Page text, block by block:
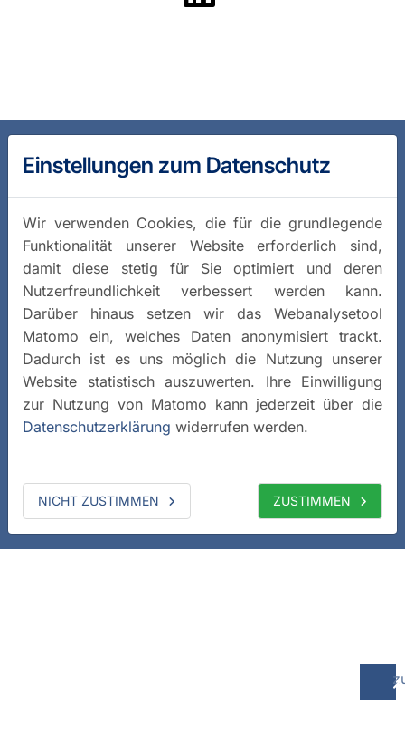
Einstellungen zum Datenschutz
Wir verwenden Cookies, die für die grundlegende
Funktionalität unserer Website erforderlich sind,
damit diese stetig für Sie optimiert und deren
Nutzerfreundlichkeit verbessert werden kann.
Darüber hinaus setzen wir das Webanalysetool
Matomo ein, welches Daten anonymisiert trackt.
Dadurch ist es uns möglich die Nutzung unserer
Website statistisch auszuwerten. Ihre Einwilligung
zur Nutzung von Matomo kann jederzeit über die
Datenschutzerklärung widerrufen werden.
NICHT ZUSTIMMEN ZUSTIMMEN